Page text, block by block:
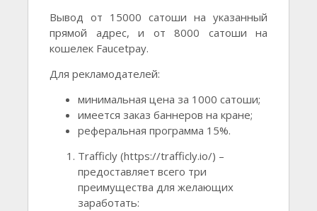
Вывод от 15000 сатоши на указанный
прямой адрес, и от 8000 сатоши на
кошелек Faucetpay.
Для рекламодателей:
минимальная цена за 1000 сатоши;
имеется заказ баннеров на кране;
реферальная программа 15%.
Trafficly (https://trafficly.io/) –
предоставляет всего три
преимущества для желающих
заработать: